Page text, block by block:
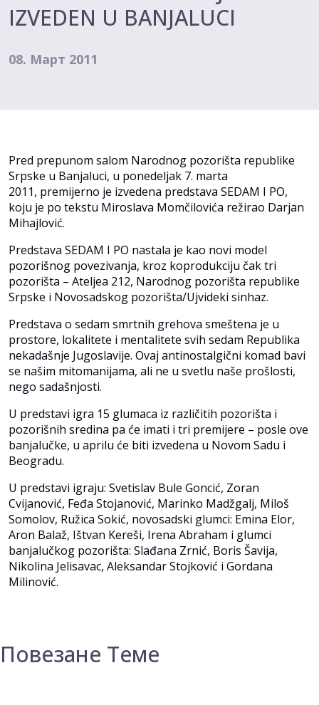
IZVEDEN U BANJALUCI
08. Март 2011
Pred prepunom salom Narodnog pozorišta republike
Srpske u Banjaluci, u ponedeljak 7. marta
2011, premijerno je izvedena predstava SEDAM I PO,
koju je po tekstu Miroslava Momčilovića režirao Darjan
Mihajlović.
Predstava SEDAM I PO nastala je kao novi model
pozorišnog povezivanja, kroz koprodukciju čak tri
pozorišta – Ateljea 212, Narodnog pozorišta republike
Srpske i Novosadskog pozorišta/Ujvideki sinhaz.
Predstava o sedam smrtnih grehova smeštena je u
prostore, lokalitete i mentalitete svih sedam Republika
nekadašnje Jugoslavije. Ovaj antinostalgični komad bavi
se našim mitomanijama, ali ne u svetlu naše prošlosti,
nego sadašnjosti.
U predstavi igra 15 glumaca iz različitih pozorišta i
pozorišnih sredina pa će imati i tri premijere – posle ove
banjalučke, u aprilu će biti izvedena u Novom Sadu i
Beogradu.
U predstavi igraju: Svetislav Bule Goncić, Zoran
Cvijanović, Feđa Stojanović, Marinko Madžgalj, Miloš
Somolov, Ružica Sokić, novosadski glumci: Emina Elor,
Aron Balaž, Ištvan Kereši, Irena Abraham i glumci
banjalučkog pozorišta: Slađana Zrnić, Boris Šavija,
Nikolina Jelisavac, Aleksandar Stojković i Gordana
Milinović.
Повезане Теме